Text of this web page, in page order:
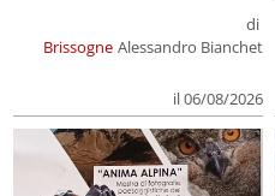
Brissogne
di
Alessandro Bianchet
il 06/08/2026